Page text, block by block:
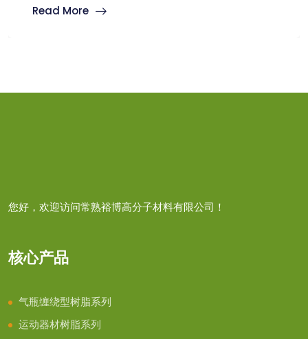
Read More
您好，欢迎访问常熟裕博高分子材料有限公司！
核心产品
气瓶缠绕型树脂系列
运动器材树脂系列